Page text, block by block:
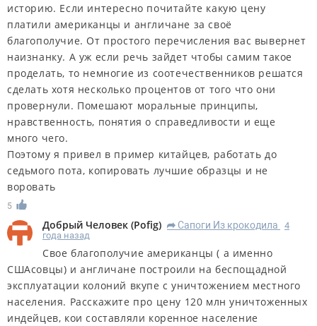
историю. Если интересно почитайте какую цену
платили американцы и англичане за своё
благополучие. От простого перечисления вас вывернет
наизнанку. А уж если речь зайдет чтобы самим такое
проделать, то немногие из соотечественников решатся
сделать хотя несколько процентов от того что они
провернули. Помешают моральные принципы,
нравственность, понятия о справедливости и еще
много чего.
Поэтому я привел в пример китайцев, работать до
седьмого пота, копировать лучшие образцы и не
воровать
5
Добрый Человек (Pofig) R Сапоги Из крокодила
4
года назад
Свое благополучие американцы ( а именно
СШАсовцы) и англичане построили на беспощадной
эксплуатации колоний вкупе с уничтожением местного
населения. Расскажите про цену 120 млн уничтоженных
индейцев, кои составляли коренное население